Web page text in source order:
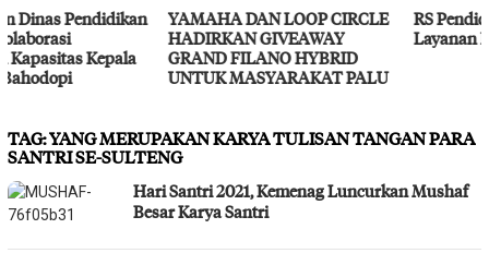
YAMAHA DAN LOOP CIRCLE
HADIRKAN GIVEAWAY
GRAND FILANO HYBRID
UNTUK MASYARAKAT PALU
RS Pendidikan Untad Gelar
Layanan Kesehatan Gratis
TAG:YANG MERUPAKAN KARYA TULISAN TANGAN PARA
SANTRI SE-SULTENG
Hari Santri 2021, Kemenag Luncurkan Mushaf
Besar Karya Santri